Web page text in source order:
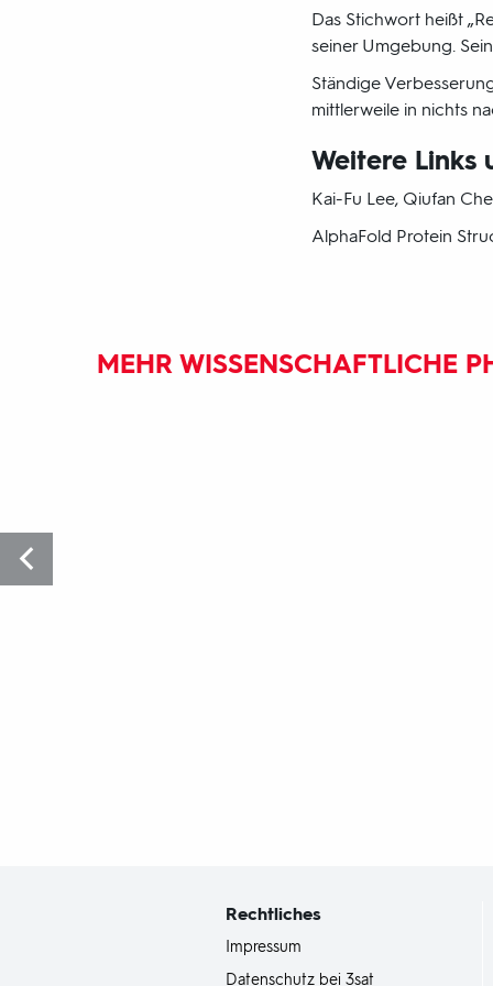
Das Stichwort heißt
seiner Umgebung.
Ständige
mittlerweile in nichts
Weitere Links
Kai-Fu Lee, Qiufan
AlphaFold Protein
MEHR WISSENSCHAFTLICHE
Rechtliches
Impressum
Datenschutz bei 3sat